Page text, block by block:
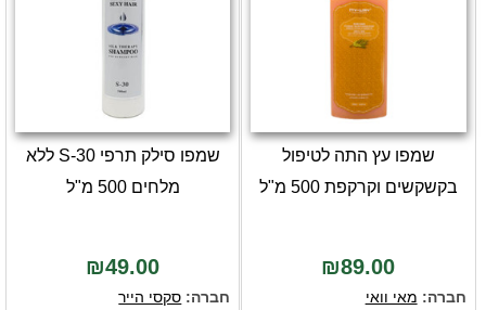
שמפו עץ התה לטיפול
בקשקשים וקרקפת 500 מ"ל
₪89.00
חברה: מאי וואי
שמפו סילק תרפי S-30 ללא
מלחים 500 מ"ל
₪49.00
חברה: סקסי הייר